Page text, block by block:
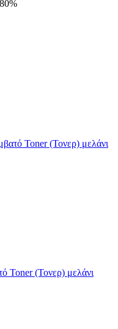
Toner (Τονερ) μελάνι
Toner (Τονερ) μελάνι